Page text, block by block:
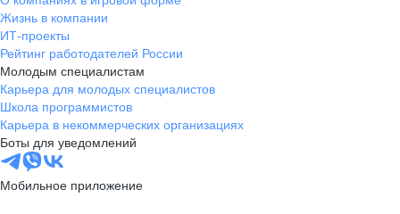
пространства, в которых приятно
КОМАНДА, ГДЕ
ВАЖЕН КАЖДЫЙ
Поддержка коллег и атмосфера, в которой
вместе
Работа над проектами, которые влияют
АО «Газпромбанк» (Акционерное общество)
1. 1-е место в номинации «Программа заботы о сотрудниках» в конкурсе
«Инвестиции в развитие здоровой страны. Лучшие корпоративные практики»,
2025 г.
Жизнь в компании
ИТ-проекты
Рейтинг работодателей России
Молодым специалистам
Карьера для молодых специалистов
Школа программистов
Карьера в некоммерческих организациях
Боты для уведомлений
Мобильное приложение